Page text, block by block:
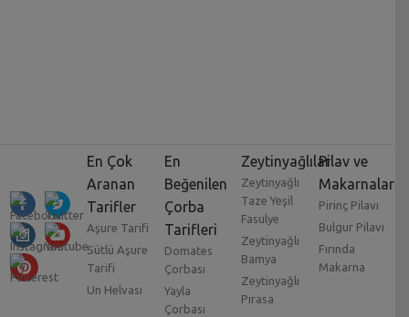
En Çok
Aranan
Tarifler
Aşure Tarifi
Sütlü Aşure
Tarifi
Un Helvası
En
Beğenilen
Çorba
Tarifleri
Domates
Çorbası
Yayla
Çorbası
Zeytinyağlılar
Zeytinyağlı
Taze Yeşil
Fasulye
Zeytinyağlı
Bamya
Zeytinyağlı
Pırasa
Pilav ve
Makarnalar
Pirinç Pilavı
Bulgur Pilavı
Fırında
Makarna